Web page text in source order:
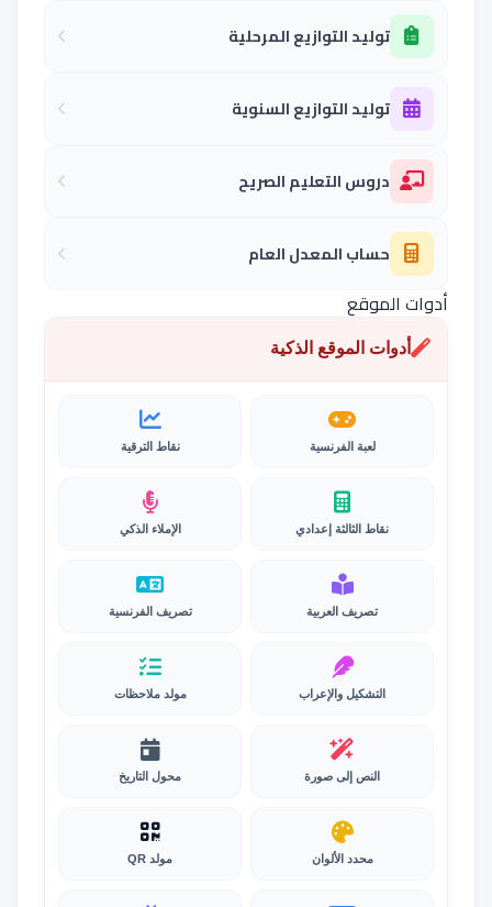
توليد التوازيع المرحلية
توليد التوازيع السنوية
دروس التعليم الصريح
حساب المعدل العام
أدوات الموقع
أدوات الموقع الذكية
لعبة الفرنسية نقاط الترقية
نقاط الثالثة إعدادي الإملاء الذكي
تصريف العربية تصريف الفرنسية
التشكيل والإعراب مولد ملاحظات
النص إلى صورة محول التاريخ
محدد الألوان مولد QR